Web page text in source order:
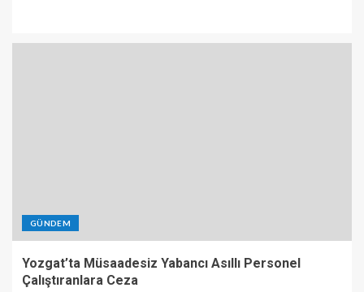
GÜNDEM
Yozgat’ta Müsaadesiz Yabancı Asıllı Personel
Çalıştıranlara Ceza